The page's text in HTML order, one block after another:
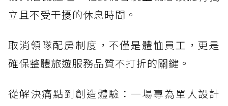
立且不受干擾的休息時間。
取消領隊配房制度，不僅是體恤員工，更是
確保整體旅遊服務品質不打折的關鍵。
從解決痛點到創造體驗：一場專為單人設計